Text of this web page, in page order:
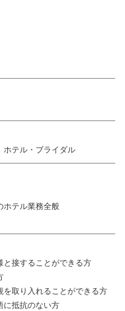
ホテル・ブライダル
ホテル業務全般
と接することができる方
取り入れることができる方
に抵抗のない方